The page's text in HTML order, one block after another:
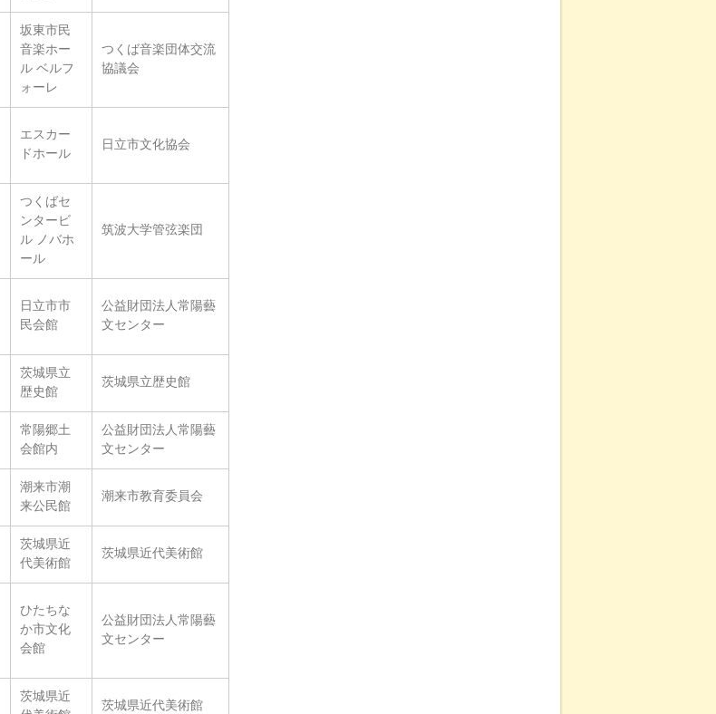
坂東市民
音楽ホー
ル ベルフ
ォーレ
つくば音楽団体交流
協議会
エスカー
ドホール
日立市文化協会
つくばセ
ンタービ
ル ノバホ
ール
筑波大学管弦楽団
日立市市
民会館
公益財団法人常陽藝
文センター
茨城県立
歴史館
茨城県立歴史館
常陽郷土
会館内
公益財団法人常陽藝
文センター
潮来市潮
来公民館
潮来市教育委員会
茨城県近
代美術館
茨城県近代美術館
ひたちな
か市文化
会館
公益財団法人常陽藝
文センター
茨城県近
茨城県近代美術館